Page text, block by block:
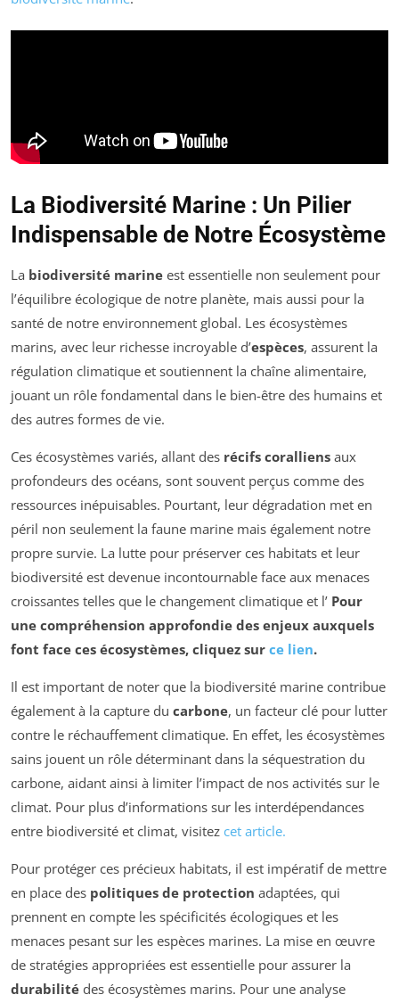
La Biodiversité Marine : Un Pilier
Indispensable de Notre Écosystème
La biodiversité marine est essentielle non seulement pour
l’équilibre écologique de notre planète, mais aussi pour la
santé de notre environnement global. Les écosystèmes
marins, avec leur richesse incroyable d’espèces, assurent la
régulation climatique et soutiennent la chaîne alimentaire,
jouant un rôle fondamental dans le bien-être des humains et
des autres formes de vie.
Ces écosystèmes variés, allant des récifs coralliens aux
profondeurs des océans, sont souvent perçus comme des
ressources inépuisables. Pourtant, leur dégradation met en
péril non seulement la faune marine mais également notre
propre survie. La lutte pour préserver ces habitats et leur
biodiversité est devenue incontournable face aux menaces
croissantes telles que le changement climatique et l’ Pour
une compréhension approfondie des enjeux auxquels
font face ces écosystèmes, cliquez sur ce lien.
Il est important de noter que la biodiversité marine contribue
également à la capture du carbone, un facteur clé pour lutter
contre le réchauffement climatique. En effet, les écosystèmes
sains jouent un rôle déterminant dans la séquestration du
carbone, aidant ainsi à limiter l’impact de nos activités sur le
climat. Pour plus d’informations sur les interdépendances
entre biodiversité et climat, visitez cet article.
Pour protéger ces précieux habitats, il est impératif de mettre
en place des politiques de protection adaptées, qui
prennent en compte les spécificités écologiques et les
menaces pesant sur les espèces marines. La mise en œuvre
de stratégies appropriées est essentielle pour assurer la
durabilité des écosystèmes marins. Pour une analyse